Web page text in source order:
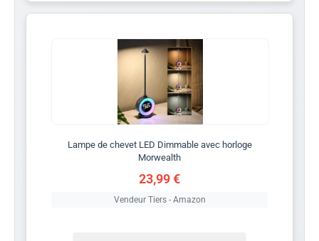
Lampe de chevet LED Dimmable avec horloge
Morwealth
23,99 €
Vendeur Tiers - Amazon